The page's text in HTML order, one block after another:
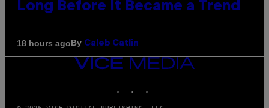
Long Before It Became a Trend
18 hours agoBy Caleb Catlin
VICE